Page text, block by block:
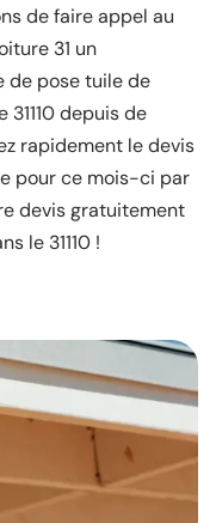
de faire appel au
31 un
de pose tuile de
depuis de
rapidement le devis
pour ce mois-ci par
devis gratuitement
le 31110 !